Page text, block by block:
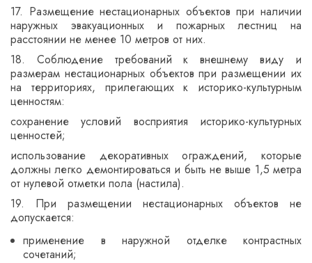
17. Размещение нестационарных объектов при наличии
наружных эвакуационных и пожарных лестниц на
расстоянии не менее 10 метров от них.
18. Соблюдение требований к внешнему виду и
размерам нестационарных объектов при размещении их
на территориях, прилегающих к историко-культурным
ценностям:
сохранение условий восприятия историко-культурных
ценностей;
использование декоративных ограждений, которые
должны легко демонтироваться и быть не выше 1,5 метра
от нулевой отметки пола (настила).
19. При размещении нестационарных объектов не
допускается:
применение в наружной отделке контрастных
сочетаний;